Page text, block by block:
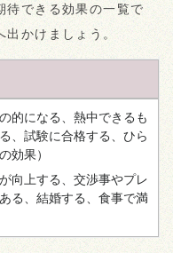
待できる効果の一覧で
かけましょう。
的になる、熱中できるも
、試験に合格する、ひら
効果）
向上する、交渉事やプレ
る、結婚する、食事で満